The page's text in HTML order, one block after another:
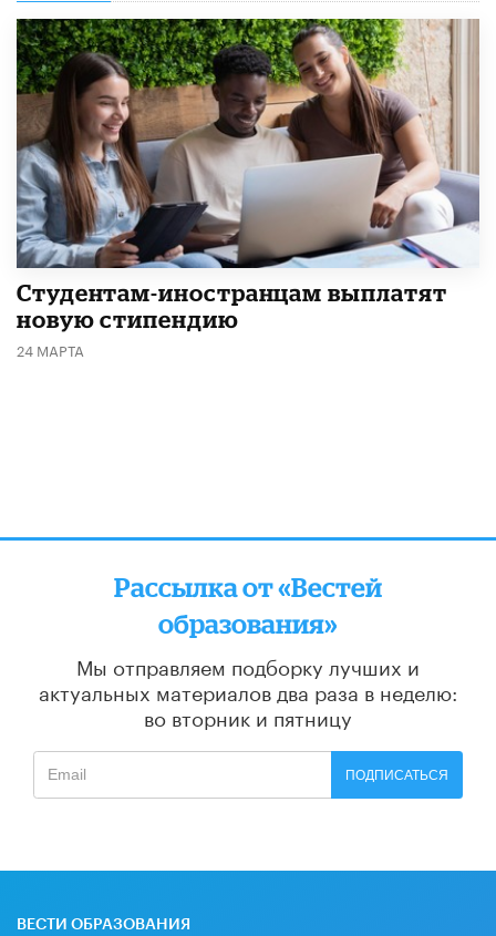
Студентам-иностранцам выплатят
новую стипендию
24 МАРТА
Рассылка от «Вестей
образования»
Мы отправляем подборку лучших и
актуальных материалов два раза в неделю:
во вторник и пятницу
ПОДПИСАТЬСЯ
ВЕСТИ ОБРАЗОВАНИЯ